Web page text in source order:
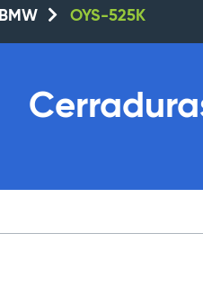
BMW OYS-525K